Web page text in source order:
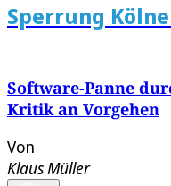
Sperrung
Software-Panne
Kritik an Vorgehen
Von
Klaus Müller